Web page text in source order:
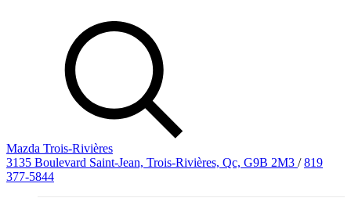
Mazda Trois-Rivières
3135 Boulevard Saint-Jean, Trois-Rivières, Qc, G9B 2M3 / 819
377-5844